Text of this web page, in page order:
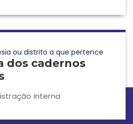
ou distrito a que pertence
dos cadernos
interna